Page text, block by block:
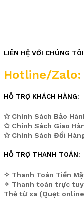
LIÊN HỆ VỚI CHÚNG
Hotline/Zalo:
HỖ TRỢ KHÁCH HÀNG:
✩ Chính Sách Bảo
✩ Chính Sách Giao
✩ Chính Sách Đổi
HỖ TRỢ THANH TOÁN:
✧ Thanh Toán Tiền
✧ Thanh toán trực
Thẻ từ xa (Quẹt